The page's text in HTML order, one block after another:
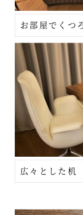
お部屋でくつ
広々とした机